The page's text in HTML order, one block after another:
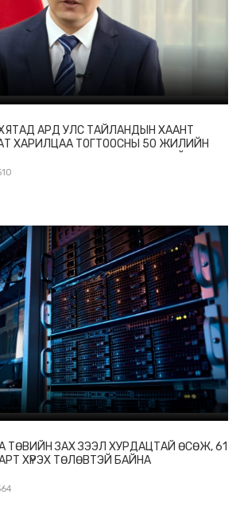
АРД УЛС ТАЙЛАНДЫН ХААНТ
ХАРИЛЦАА ТОГТООСНЫ 50 ЖИЛИЙН
ТӨВИЙН ЗАХ ЗЭЭЛ ХУРДАЦТАЙ ӨСӨЖ, 61
ХҮРЭХ ТӨЛӨВТЭЙ БАЙНА